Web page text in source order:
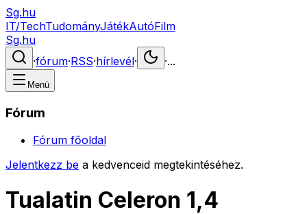
Sg.hu
IT/TechTudományJátékAutóFilm
Sg.hu
·fórum·RSS·hírlevél· ·...
Menü
Fórum
Fórum főoldal
Jelentkezz be a kedvenceid megtekintéséhez.
Tualatin Celeron 1,4